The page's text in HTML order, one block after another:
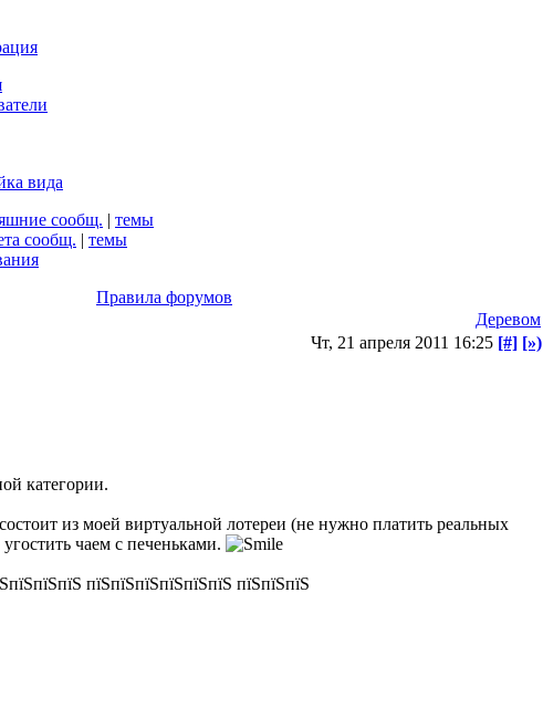
вида
сообщ. | темы
сообщ. | темы
Правила форумов
Деревом
Чт, 21 апреля 2011 16:25 [#] [»)
категории.
из моей виртуальной лотереи (не нужно платить реальных
чаем с печеньками.
пїЅпїЅпїЅпїЅпїЅпїЅ пїЅпїЅпїЅ